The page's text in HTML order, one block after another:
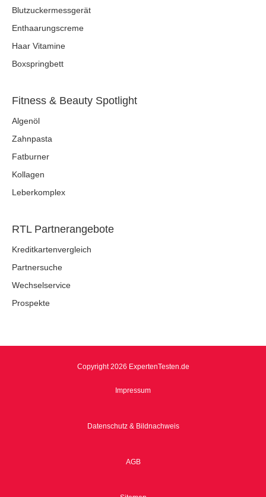
Blutzuckermessgerät
Enthaarungscreme
Haar Vitamine
Boxspringbett
Fitness & Beauty Spotlight
Algenöl
Zahnpasta
Fatburner
Kollagen
Leberkomplex
RTL Partnerangebote
Kreditkartenvergleich
Partnersuche
Wechselservice
Prospekte
Copyright 2026 ExpertenTesten.de
Impressum
Datenschutz & Bildnachweis
AGB